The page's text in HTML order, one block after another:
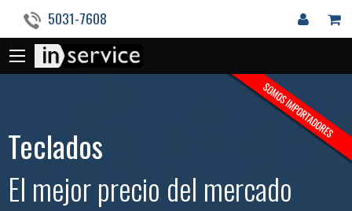
5031-7608
Teclados
El mejor precio del mercado